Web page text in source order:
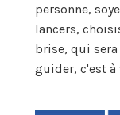
personne,
lancers,
brise, qui
guider, c'est à